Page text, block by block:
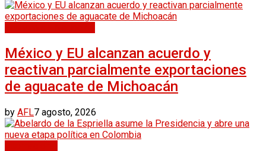
México y EU alcanzan acuerdo y
reactivan parcialmente exportaciones
de aguacate de Michoacán
by AFL7 agosto, 2026